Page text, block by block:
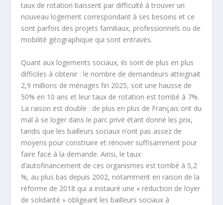
taux de rotation baissent par difficulté à trouver un
nouveau logement correspondant à ses besoins et ce
sont parfois des projets familiaux, professionnels ou de
mobilité géographique qui sont entravés.
Quant aux logements sociaux, ils sont de plus en plus
difficiles à obtenir : le nombre de demandeurs atteignait
2,9 millions de ménages fin 2025, soit une hausse de
50% en 10 ans et leur taux de rotation est tombé à 7%.
La raison est double : de plus en plus de Français ont du
mal à se loger dans le parc privé étant donné les prix,
tandis que les bailleurs sociaux n’ont pas assez de
moyens pour construire et rénover suffisamment pour
faire face à la demande. Ainsi, le taux
d’autofinancement de ces organismes est tombé à 5,2
%, au plus bas depuis 2002, notamment en raison de la
réforme de 2018 qui a instauré une « réduction de loyer
de solidarité » obligeant les bailleurs sociaux à